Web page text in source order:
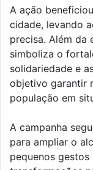
A ação
cidade, levando
precisa. Além da
simboliza o
solidariedade e
objetivo garantir
população em
A campanha
para ampliar o
pequenos